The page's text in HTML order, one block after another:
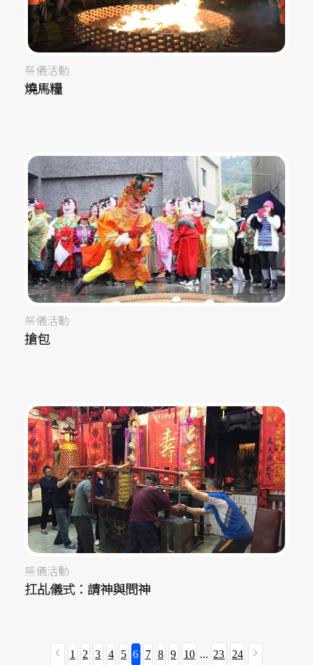
祭儀活動
燒馬糧
祭儀活動
搶包
祭儀活動
扛乩儀式：請神與問神
1 2 3 4 5 6 7 8 9 10 ... 23 24